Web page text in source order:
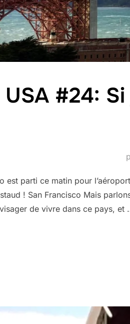
USA #24:
est parti ce matin pour
! San Francisco Mais
de vivre dans ce pays, et